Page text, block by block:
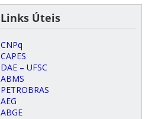
Links Úteis
CNPq
CAPES
DAE – UFSC
ABMS
PETROBRAS
AEG
ABGE